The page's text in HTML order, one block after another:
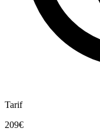
Tarif
209€